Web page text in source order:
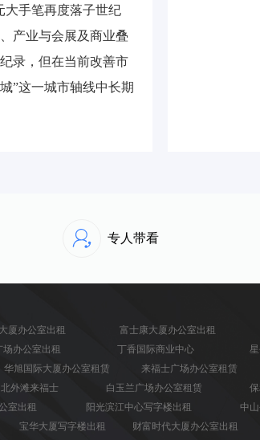
大手笔再度落子世纪
产业与会展及商业叠
录，但在当前改善市
”这一城市轴线中长期
专人带看
厦办公室出租 富士康大厦办公室出租
办公室出租 丁香国际商业中心
华旭国际大厦办公室租赁 来福士广场办公室租赁
北外滩来福士 白玉兰广场办公室租赁
室出租 阳光滨江中心写字楼出租
中
宝华大厦写字楼出租 财富时代大厦办公室出租